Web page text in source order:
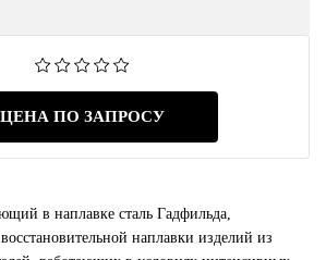
ЦЕНА ПО ЗАПРОСУ
в наплавке сталь Гадфильда,
наплавки изделий из